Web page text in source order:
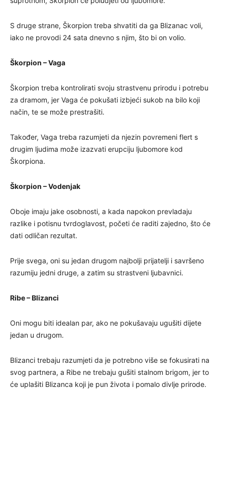
S druge strane, Škorpion treba shvatiti da ga Blizanac voli,
iako ne provodi 24 sata dnevno s njim, što bi on volio.
Škorpion – Vaga
Škorpion treba kontrolirati svoju strastvenu prirodu i potrebu
za dramom, jer Vaga će pokušati izbjeći sukob na bilo koji
način, te se može prestrašiti.
Također, Vaga treba razumjeti da njezin povremeni flert s
drugim ljudima može izazvati erupciju ljubomore kod
Škorpiona.
Škorpion – Vodenjak
Oboje imaju jake osobnosti, a kada napokon prevladaju
razlike i potisnu tvrdoglavost, početi će raditi zajedno, što će
dati odličan rezultat.
Prije svega, oni su jedan drugom najbolji prijatelji i savršeno
razumiju jedni druge, a zatim su strastveni ljubavnici.
Ribe – Blizanci
Oni mogu biti idealan par, ako ne pokušavaju ugušiti dijete
jedan u drugom.
Blizanci trebaju razumjeti da je potrebno više se fokusirati na
svog partnera, a Ribe ne trebaju gušiti stalnom brigom, jer to
će uplašiti Blizanca koji je pun života i pomalo divlje prirode.